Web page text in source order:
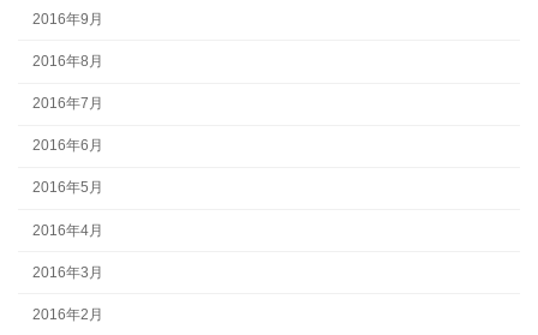
2016年9月
2016年8月
2016年7月
2016年6月
2016年5月
2016年4月
2016年3月
2016年2月